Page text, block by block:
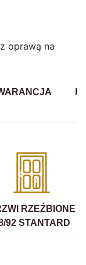
oprawą na
RZEŹBIONE
92 STANTARD